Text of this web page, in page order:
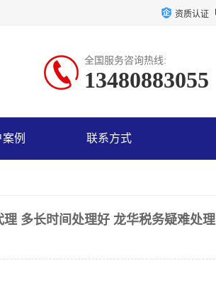
资质认证
全国服务咨询热线:
13480883055
例 联系方式
多长时间处理好 龙华税务疑难处